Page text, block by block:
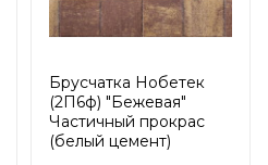
Брусчатка Нобетек
(2П6ф) "Бежевая"
Частичный прокрас
(белый цемент)